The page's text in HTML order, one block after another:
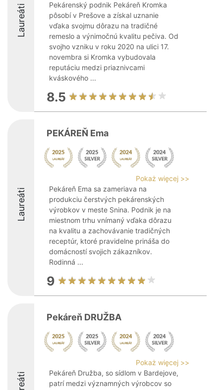
Laureáti
Pekárenský podnik Pekáreň Kromka
pôsobí v Prešove a získal uznanie
vďaka svojmu dôrazu na tradičné
remeslo a výnimočnú kvalitu pečiva. Od
svojho vzniku v roku 2020 na ulici 17.
novembra si Kromka vybudovala
reputáciu medzi priaznivcami
kváskového ...
8.5
Laureáti
PEKÁREŇ Ema
Pokaż więcej >>
Pekáreň Ema sa zameriava na
produkciu čerstvých pekárenských
výrobkov v meste Snina. Podnik je na
miestnom trhu vnímaný vďaka dôrazu
na kvalitu a zachovávanie tradičných
receptúr, ktoré pravidelne prináša do
domácností svojich zákazníkov.
Rodinná ...
9
Pekáreň DRUŽBA
Pokaż więcej >>
Pekáreň Družba, so sídlom v Bardejove,
patrí medzi významných výrobcov so